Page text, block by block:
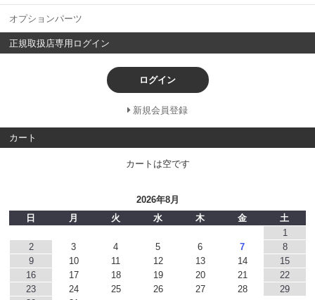
オプションパーツ
正規取扱店専用ログイン
ログイン
新規会員登録
カート
カートは空です
2026年8月
日
月 火 水 木 金
土
1
2
3 4 5 6 7
8
9
10 11 12 13 14
15
16
17 18 19 20 21
22
23
24 25 26 27 28
29